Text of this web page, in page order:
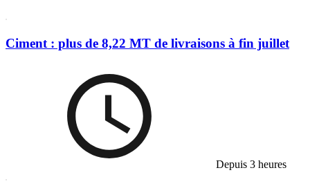
Ciment : plus de 8,22 MT de livraisons à fin juillet
Depuis 3 heures